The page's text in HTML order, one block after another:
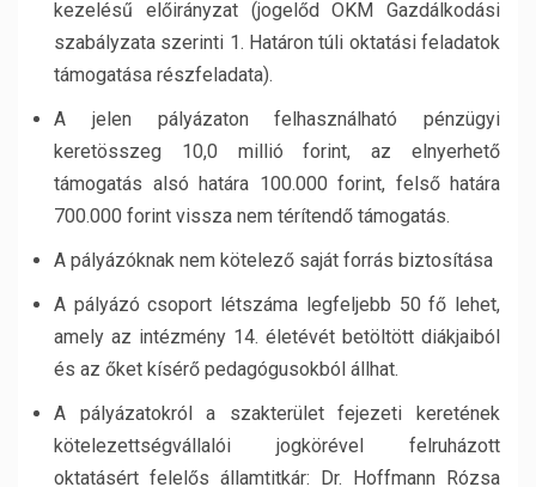
kezelésű előirányzat (jogelőd OKM Gazdálkodási
szabályzata szerinti 1. Határon túli oktatási feladatok
támogatása részfeladata).
A jelen pályázaton felhasználható pénzügyi
keretösszeg 10,0 millió forint, az elnyerhető
támogatás alsó határa 100.000 forint, felső határa
700.000 forint vissza nem térítendő támogatás.
A pályázóknak nem kötelező saját forrás biztosítása
A pályázó csoport létszáma legfeljebb 50 fő lehet,
amely az intézmény 14. életévét betöltött diákjaiból
és az őket kísérő pedagógusokból állhat.
A pályázatokról a szakterület fejezeti keretének
kötelezettségvállalói jogkörével felruházott
oktatásért felelős államtitkár: Dr. Hoffmann Rózsa